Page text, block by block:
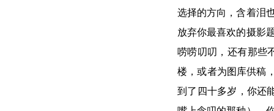
选择的方向，含着泪
放弃你最喜欢的摄影
唠唠叨叨，还有那些
楼，或者为图库供稿
到了四十多岁，你还